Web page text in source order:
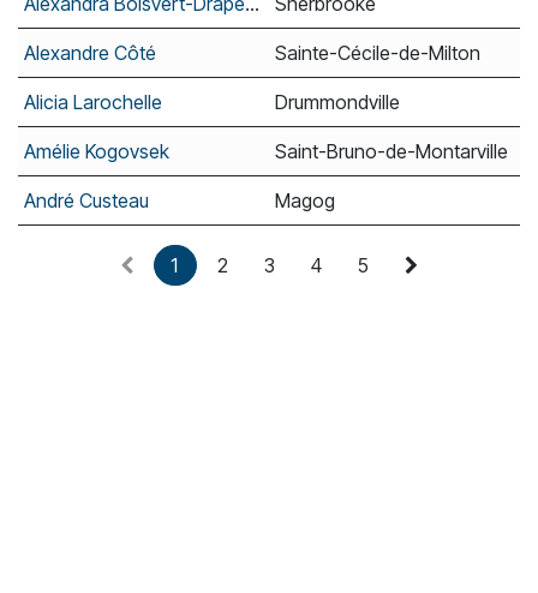
Alexandre Côté Sainte-Cécile-de-Milton
Alicia Larochelle Drummondville
Amélie Kogovsek Saint-Bruno-de-Montarville
André Custeau Magog
1 2 3 4 5